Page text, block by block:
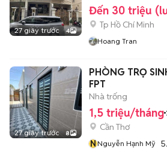
27 giây trước 4
Đến 30 triệu
Tp Hồ Chí Minh
Hoang Tran
27 giây trước 8
PHÒNG TRỌ
FPT
Nhà trống
1,5 triệu/tháng
Cần Thơ
NNguyễn Hạnh Mỹ